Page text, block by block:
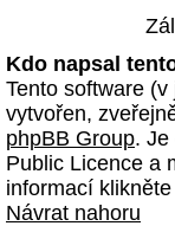
Kdo napsal
Tento software
vytvořen,
phpBB Group. Je
Public Licence a
informací klikněte
Návrat nahoru